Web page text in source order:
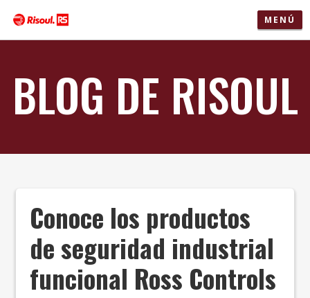
MENÚ
BLOG DE RISOUL
Conoce los productos
de seguridad industrial
funcional Ross Controls